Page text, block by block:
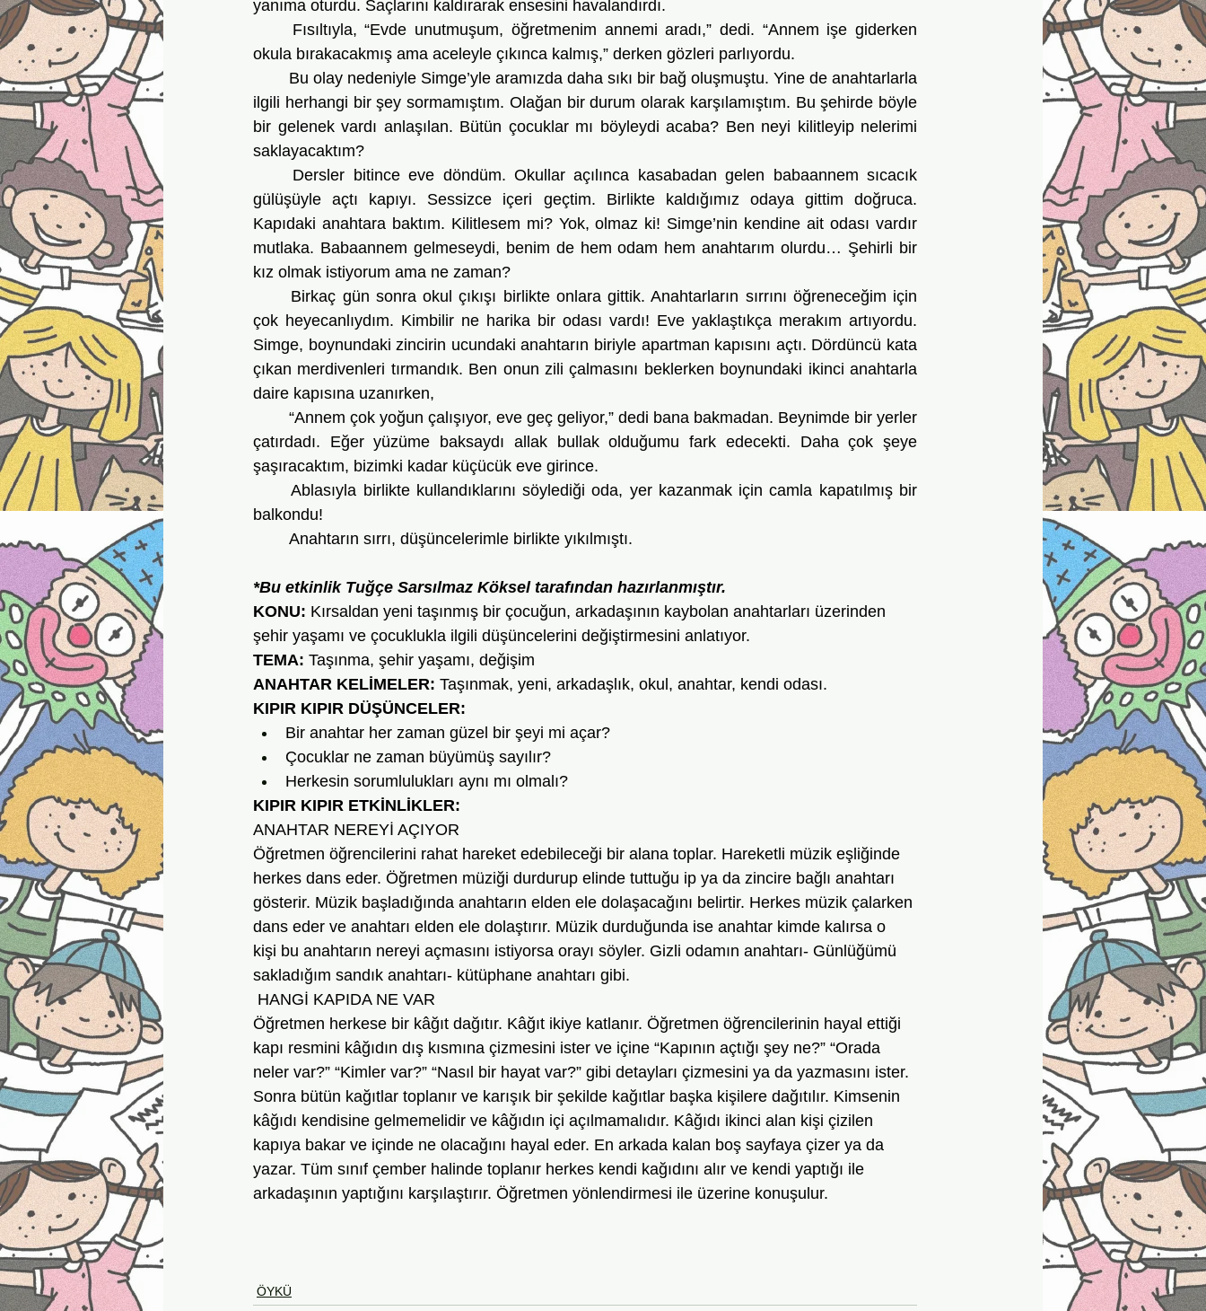
yanıma oturdu. Saçlarını kaldırarak ensesini havalandırdı.
okula bırakacakmış ama aceleyle çıkınca kalmış,” derken gözleri parlıyordu.
ilgili herhangi bir şey sormamıştım. Olağan bir durum olarak karşılamıştım. Bu şehirde böyle
bir gelenek vardı anlaşılan. Bütün çocuklar mı böyleydi acaba? Ben neyi kilitleyip nelerimi
saklayacaktım?
gülüşüyle açtı kapıyı. Sessizce içeri geçtim. Birlikte kaldığımız odaya gittim doğruca.
Kapıdaki anahtara baktım. Kilitlesem mi? Yok, olmaz ki! Simge’nin kendine ait odası vardır
mutlaka. Babaannem gelmeseydi, benim de hem odam hem anahtarım olurdu… Şehirli bir
kız olmak istiyorum ama ne zaman?
çok heyecanlıydım. Kimbilir ne harika bir odası vardı! Eve yaklaştıkça merakım artıyordu.
Simge, boynundaki zincirin ucundaki anahtarın biriyle apartman kapısını açtı. Dördüncü kata
çıkan merdivenleri tırmandık. Ben onun zili çalmasını beklerken boynundaki ikinci anahtarla
daire kapısına uzanırken,
çatırdadı. Eğer yüzüme baksaydı allak bullak olduğumu fark edecekti. Daha çok şeye
şaşıracaktım, bizimki kadar küçücük eve girince.
	Ablasıyla birlikte kullandıklarını söylediği oda, yer kazanmak için camla kapatılmış bir
balkondu!
	Anahtarın sırrı, düşüncelerimle birlikte yıkılmıştı.
*Bu etkinlik Tuğçe Sarsılmaz Köksel tarafından hazırlanmıştır.
KONU: Kırsaldan yeni taşınmış bir çocuğun, arkadaşının kaybolan anahtarları üzerinden
şehir yaşamı ve çocuklukla ilgili düşüncelerini değiştirmesini anlatıyor.
TEMA: Taşınma, şehir yaşamı, değişim
ANAHTAR KELİMELER: Taşınmak, yeni, arkadaşlık, okul, anahtar, kendi odası.
KIPIR KIPIR DÜŞÜNCELER:
Bir anahtar her zaman güzel bir şeyi mi açar?
Çocuklar ne zaman büyümüş sayılır?
Herkesin sorumlulukları aynı mı olmalı?
KIPIR KIPIR ETKİNLİKLER:
ANAHTAR NEREYİ AÇIYOR
Öğretmen öğrencilerini rahat hareket edebileceği bir alana toplar. Hareketli müzik eşliğinde
herkes dans eder. Öğretmen müziği durdurup elinde tuttuğu ip ya da zincire bağlı anahtarı
gösterir. Müzik başladığında anahtarın elden ele dolaşacağını belirtir. Herkes müzik çalarken
dans eder ve anahtarı elden ele dolaştırır. Müzik durduğunda ise anahtar kimde kalırsa o
kişi bu anahtarın nereyi açmasını istiyorsa orayı söyler. Gizli odamın anahtarı- Günlüğümü
sakladığım sandık anahtarı- kütüphane anahtarı gibi.
HANGİ KAPIDA NE VAR
Öğretmen herkese bir kâğıt dağıtır. Kâğıt ikiye katlanır. Öğretmen öğrencilerinin hayal ettiği
kapı resmini kâğıdın dış kısmına çizmesini ister ve içine “Kapının açtığı şey ne?” “Orada
neler var?” “Kimler var?” “Nasıl bir hayat var?” gibi detayları çizmesini ya da yazmasını ister.
Sonra bütün kağıtlar toplanır ve karışık bir şekilde kağıtlar başka kişilere dağıtılır. Kimsenin
kâğıdı kendisine gelmemelidir ve kâğıdın içi açılmamalıdır. Kâğıdı ikinci alan kişi çizilen
kapıya bakar ve içinde ne olacağını hayal eder. En arkada kalan boş sayfaya çizer ya da
yazar. Tüm sınıf çember halinde toplanır herkes kendi kağıdını alır ve kendi yaptığı ile
arkadaşının yaptığını karşılaştırır. Öğretmen yönlendirmesi ile üzerine konuşulur.
ÖYKÜ